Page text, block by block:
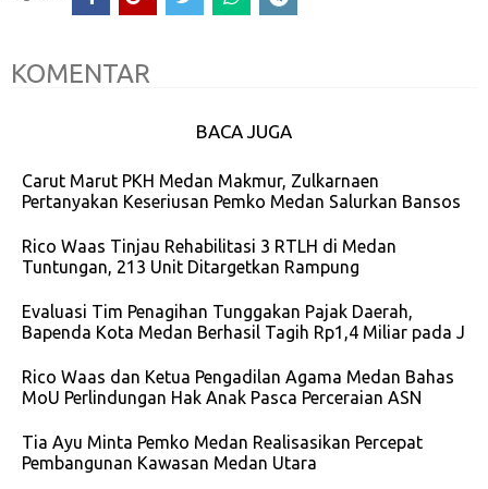
KOMENTAR
BACA JUGA
Carut Marut PKH Medan Makmur, Zulkarnaen
Pertanyakan Keseriusan Pemko Medan Salurkan Bansos
Rico Waas Tinjau Rehabilitasi 3 RTLH di Medan
Tuntungan, 213 Unit Ditargetkan Rampung
Evaluasi Tim Penagihan Tunggakan Pajak Daerah,
Bapenda Kota Medan Berhasil Tagih Rp1,4 Miliar pada J
Rico Waas dan Ketua Pengadilan Agama Medan Bahas
MoU Perlindungan Hak Anak Pasca Perceraian ASN
Tia Ayu Minta Pemko Medan Realisasikan Percepat
Pembangunan Kawasan Medan Utara